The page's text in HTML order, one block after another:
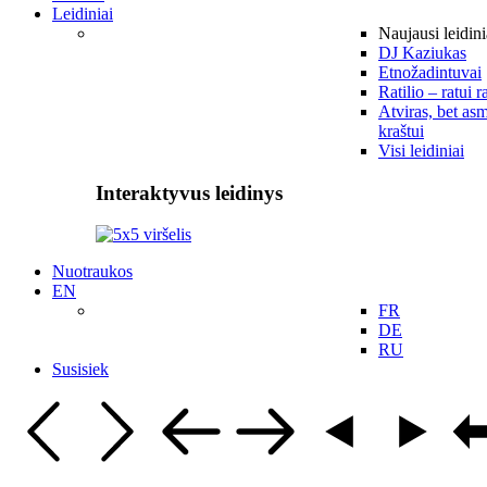
Leidiniai
Naujausi
DJ Kaziukas
Etnožadintuvai
Ratilio – ratui
Atviras, bet
kraštui
Visi leidiniai
Interaktyvus leidinys
Nuotraukos
EN
FR
DE
RU
Susisiek